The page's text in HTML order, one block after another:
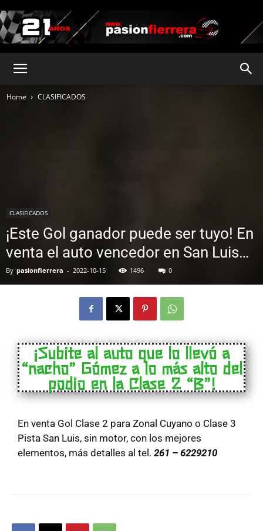
Home CLASIFICADOS
CLASIFICADOS
¡Este Gol ganador puede ser tuyo! En
venta el auto vencedor en San Luis…
By pasionfierrera - 2022-10-15 1496 0
¡Subite al auto que lo llevó a
“nacho” Gómez a lo más alto del
podio en la Clase 2 “B”!
En venta Gol Clase 2 para Zonal Cuyano o Clase 3
Pista San Luis, sin motor, con los mejores
elementos, más detalles al tel. 261 – 6229210